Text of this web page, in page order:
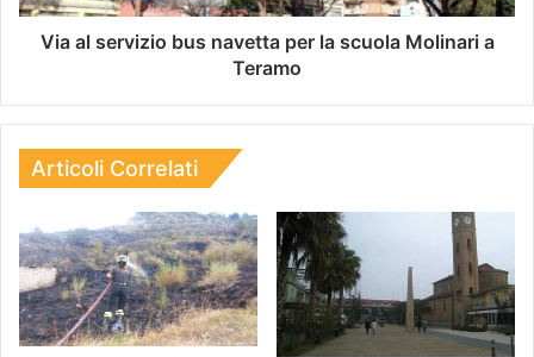
Via al servizio bus navetta per la scuola Molinari a
Teramo
Articoli Correlati